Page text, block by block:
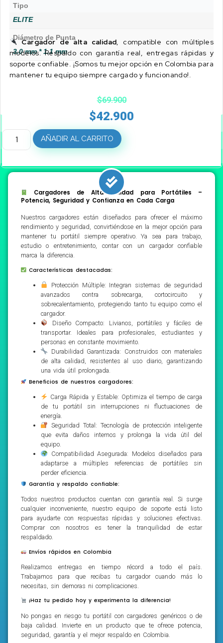
Tipo
ELITE
Diámetro de Punta
3.0 mm * 1.1 mm
Cargador de alta calidad, compatible con múltiples
modelos. Respaldo con garantía real, entregas rápidas y
soporte confiable. ¡Somos tu mejor opción en Colombia para
mantener tu equipo siempre cargado y funcionando!.
$69.900
$42.900
AÑADIR AL CARRITO
Cargadores de Alta Calidad para Portátiles –
Potencia, Seguridad y Confianza en Cada Carga
Nuestros cargadores están diseñados para ofrecer el máximo
rendimiento y seguridad, convirtiéndose en la mejor opción para
mantener tu portátil siempre operativo. Ya sea para trabajo,
estudio o entretenimiento, contar con un cargador confiable
marca la diferencia.
Características destacadas:
Protección Múltiple: Integran sistemas de seguridad
avanzados contra sobrecarga, cortocircuito y
sobrecalentamiento, protegiendo tanto tu equipo como el
cargador.
Diseño Compacto: Livianos, portátiles y fáciles de
transportar. Ideales para profesionales, estudiantes y
personas en constante movimiento.
Durabilidad Garantizada: Construidos con materiales
de alta calidad, resistentes al uso diario, garantizando
una vida útil prolongada.
Beneficios de nuestros cargadores:
Carga Rápida y Estable: Optimiza el tiempo de carga
de tu portátil sin interrupciones ni fluctuaciones de
energía.
Seguridad Total: Tecnología de protección inteligente
que evita daños internos y prolonga la vida útil del
equipo.
Compatibilidad Asegurada: Modelos diseñados para
adaptarse a múltiples referencias de portátiles sin
perder eficiencia.
Garantía y respaldo confiable:
Todos nuestros productos cuentan con garantía real. Si surge
cualquier inconveniente, nuestro equipo de soporte está listo
para ayudarte con respuestas rápidas y soluciones efectivas.
Comprar con nosotros es tener la tranquilidad de estar
respaldado.
Envíos rápidos en Colombia
Realizamos entregas en tiempo récord a todo el país.
Trabajamos para que recibas tu cargador cuando más lo
necesitas, sin demoras ni complicaciones.
¡Haz tu pedido hoy y experimenta la diferencia!
No pongas en riesgo tu portátil con cargadores genéricos o de
baja calidad. Invierte en un producto que te ofrece potencia,
seguridad, garantía y el mejor respaldo en Colombia.